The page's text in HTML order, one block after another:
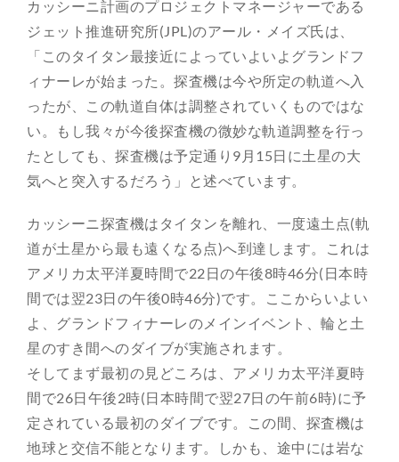
カッシーニ計画のプロジェクトマネージャーである
ジェット推進研究所(JPL)のアール・メイズ氏は、
「このタイタン最接近によっていよいよグランドフ
ィナーレが始まった。探査機は今や所定の軌道へ入
ったが、この軌道自体は調整されていくものではな
い。もし我々が今後探査機の微妙な軌道調整を行っ
たとしても、探査機は予定通り9月15日に土星の大
気へと突入するだろう」と述べています。
カッシーニ探査機はタイタンを離れ、一度遠土点(軌
道が土星から最も遠くなる点)へ到達します。これは
アメリカ太平洋夏時間で22日の午後8時46分(日本時
間では翌23日の午後0時46分)です。ここからいよい
よ、グランドフィナーレのメインイベント、輪と土
星のすき間へのダイブが実施されます。
そしてまず最初の見どころは、アメリカ太平洋夏時
間で26日午後2時(日本時間で翌27日の午前6時)に予
定されている最初のダイブです。この間、探査機は
地球と交信不能となります。しかも、途中には岩な